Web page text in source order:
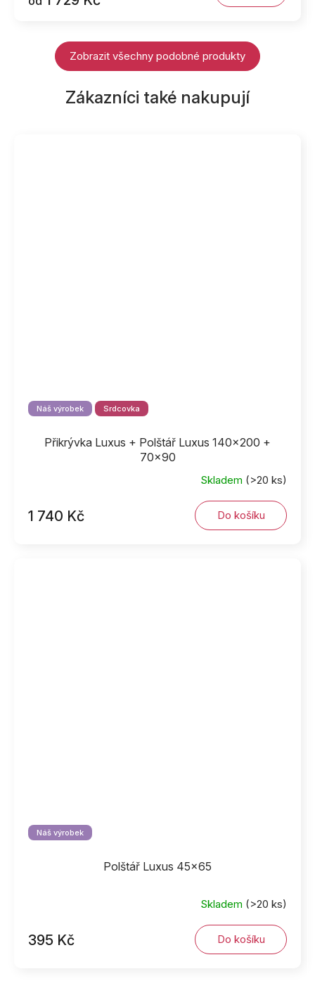
Zobrazit všechny podobné produkty
Zákazníci také nakupují
Náš výrobek Srdcovka
Přikrývka Luxus + Polštář Luxus 140x200 +
70x90
Skladem (>20 ks)
1 740 Kč Do košíku
Náš výrobek
Polštář Luxus 45x65
Skladem (>20 ks)
395 Kč Do košíku